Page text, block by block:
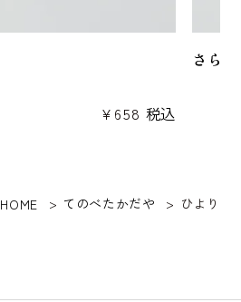
¥ 658 税込
さらり
HOME てのべたかだや ひより